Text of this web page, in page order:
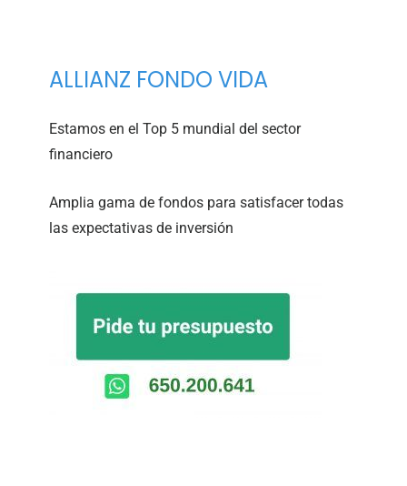
ALLIANZ FONDO VIDA
Estamos en el Top 5 mundial del sector
financiero
Amplia gama de fondos para satisfacer todas
las expectativas de inversión